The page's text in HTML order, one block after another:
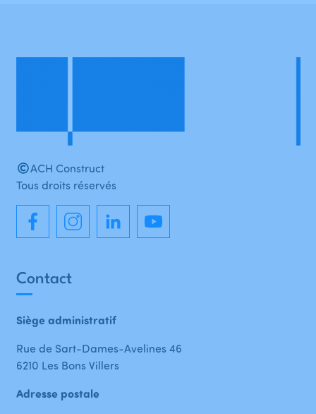
Contact
Siège administratif
Rue de Sart-Dames-Avelines 46
6210 Les Bons Villers
Adresse postale
ACH Construct
Tous droits réservés